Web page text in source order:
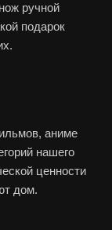
ручной
подарок
аниме
нашего
ценности
дом.